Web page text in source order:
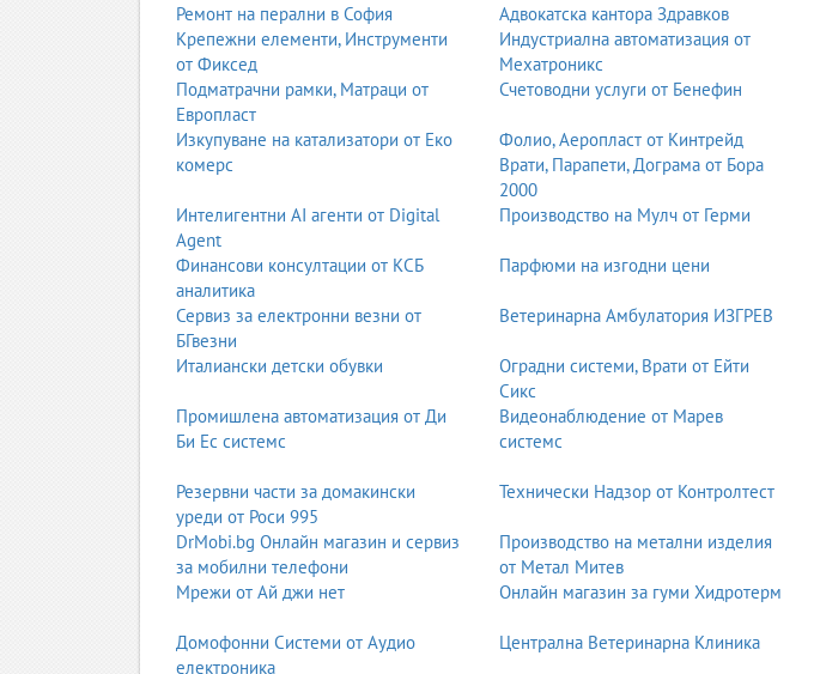
Ремонт на перални в София Адвокатска кантора Здравков
Крепежни елементи, Инструменти
от Фиксед
Индустриална автоматизация от
Мехатроникс
Подматрачни рамки, Матраци от
Европласт
Счетоводни услуги от Бенефин
Изкупуване на катализатори от Еко
комерс
Фолио, Аеропласт от Кинтрейд
Врати, Парапети, Дограма от Бора
2000
Интелигентни AI агенти от Digital
Agent
Производство на Мулч от Герми
Финансови консултации от КСБ
аналитика
Парфюми на изгодни цени
Сервиз за електронни везни от
БГвезни
Ветеринарна Амбулатория ИЗГРЕВ
Италиански детски обувки
Оградни системи, Врати от Ейти
Сикс
Промишлена автоматизация от Ди
Би Ес системс
Видеонаблюдение от Марев
системс
Резервни части за домакински
уреди от Роси 995
Технически Надзор от Контролтест
DrMobi.bg Онлайн магазин и сервиз
за мобилни телефони
Производство на метални изделия
от Метал Митев
Мрежи от Ай джи нет
Онлайн магазин за гуми Хидротерм
Домофонни Системи от Аудио
електроника
Централна Ветеринарна Клиника